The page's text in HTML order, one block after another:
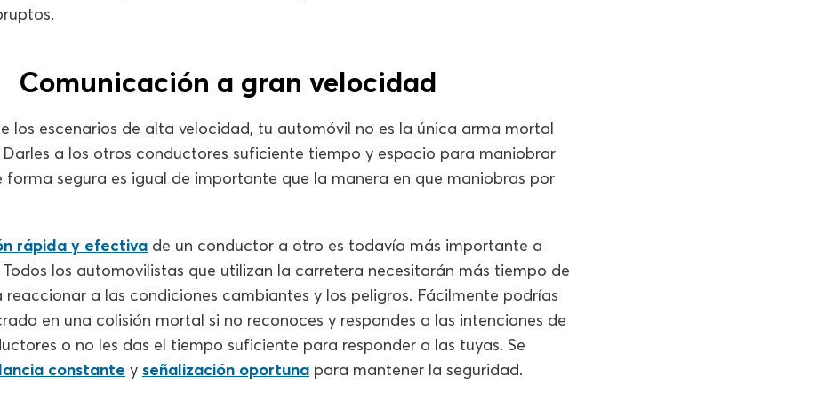
Comunicación a gran velocidad
los escenarios de alta velocidad, tu automóvil no es la única arma mortal
a los otros conductores suficiente tiempo y espacio para maniobrar
forma segura es igual de importante que la manera en que maniobras por
rápida y efectiva de un conductor a otro es todavía más importante a
los automovilistas que utilizan la carretera necesitarán más tiempo de
a las condiciones cambiantes y los peligros. Fácilmente podrías
en una colisión mortal si no reconoces y respondes a las intenciones de
o no les das el tiempo suficiente para responder a las tuyas. Se
constante y señalización oportuna para mantener la seguridad.